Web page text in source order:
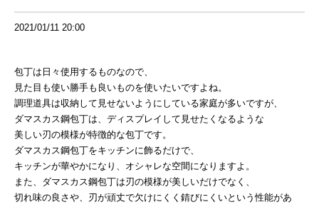
2021/01/11 20:00
包丁は日々使用するものなので、
見た目も使い勝手も良いものを使いたいですよね。
調理道具は収納して見せないようにしている家庭が多いですが、
ダマスカス鋼包丁は、ディスプレイして見せたくなるような
美しい刃の模様が特徴的な包丁です。
ダマスカス鋼包丁をキッチンに飾るだけで、
キッチンが華やかになり、オシャレな空間になりますよ。
また、ダマスカス鋼包丁は刃の模様が美しいだけでなく、
切れ味の良さや、刃が頑丈で欠けにくく錆びにくいという性能があ